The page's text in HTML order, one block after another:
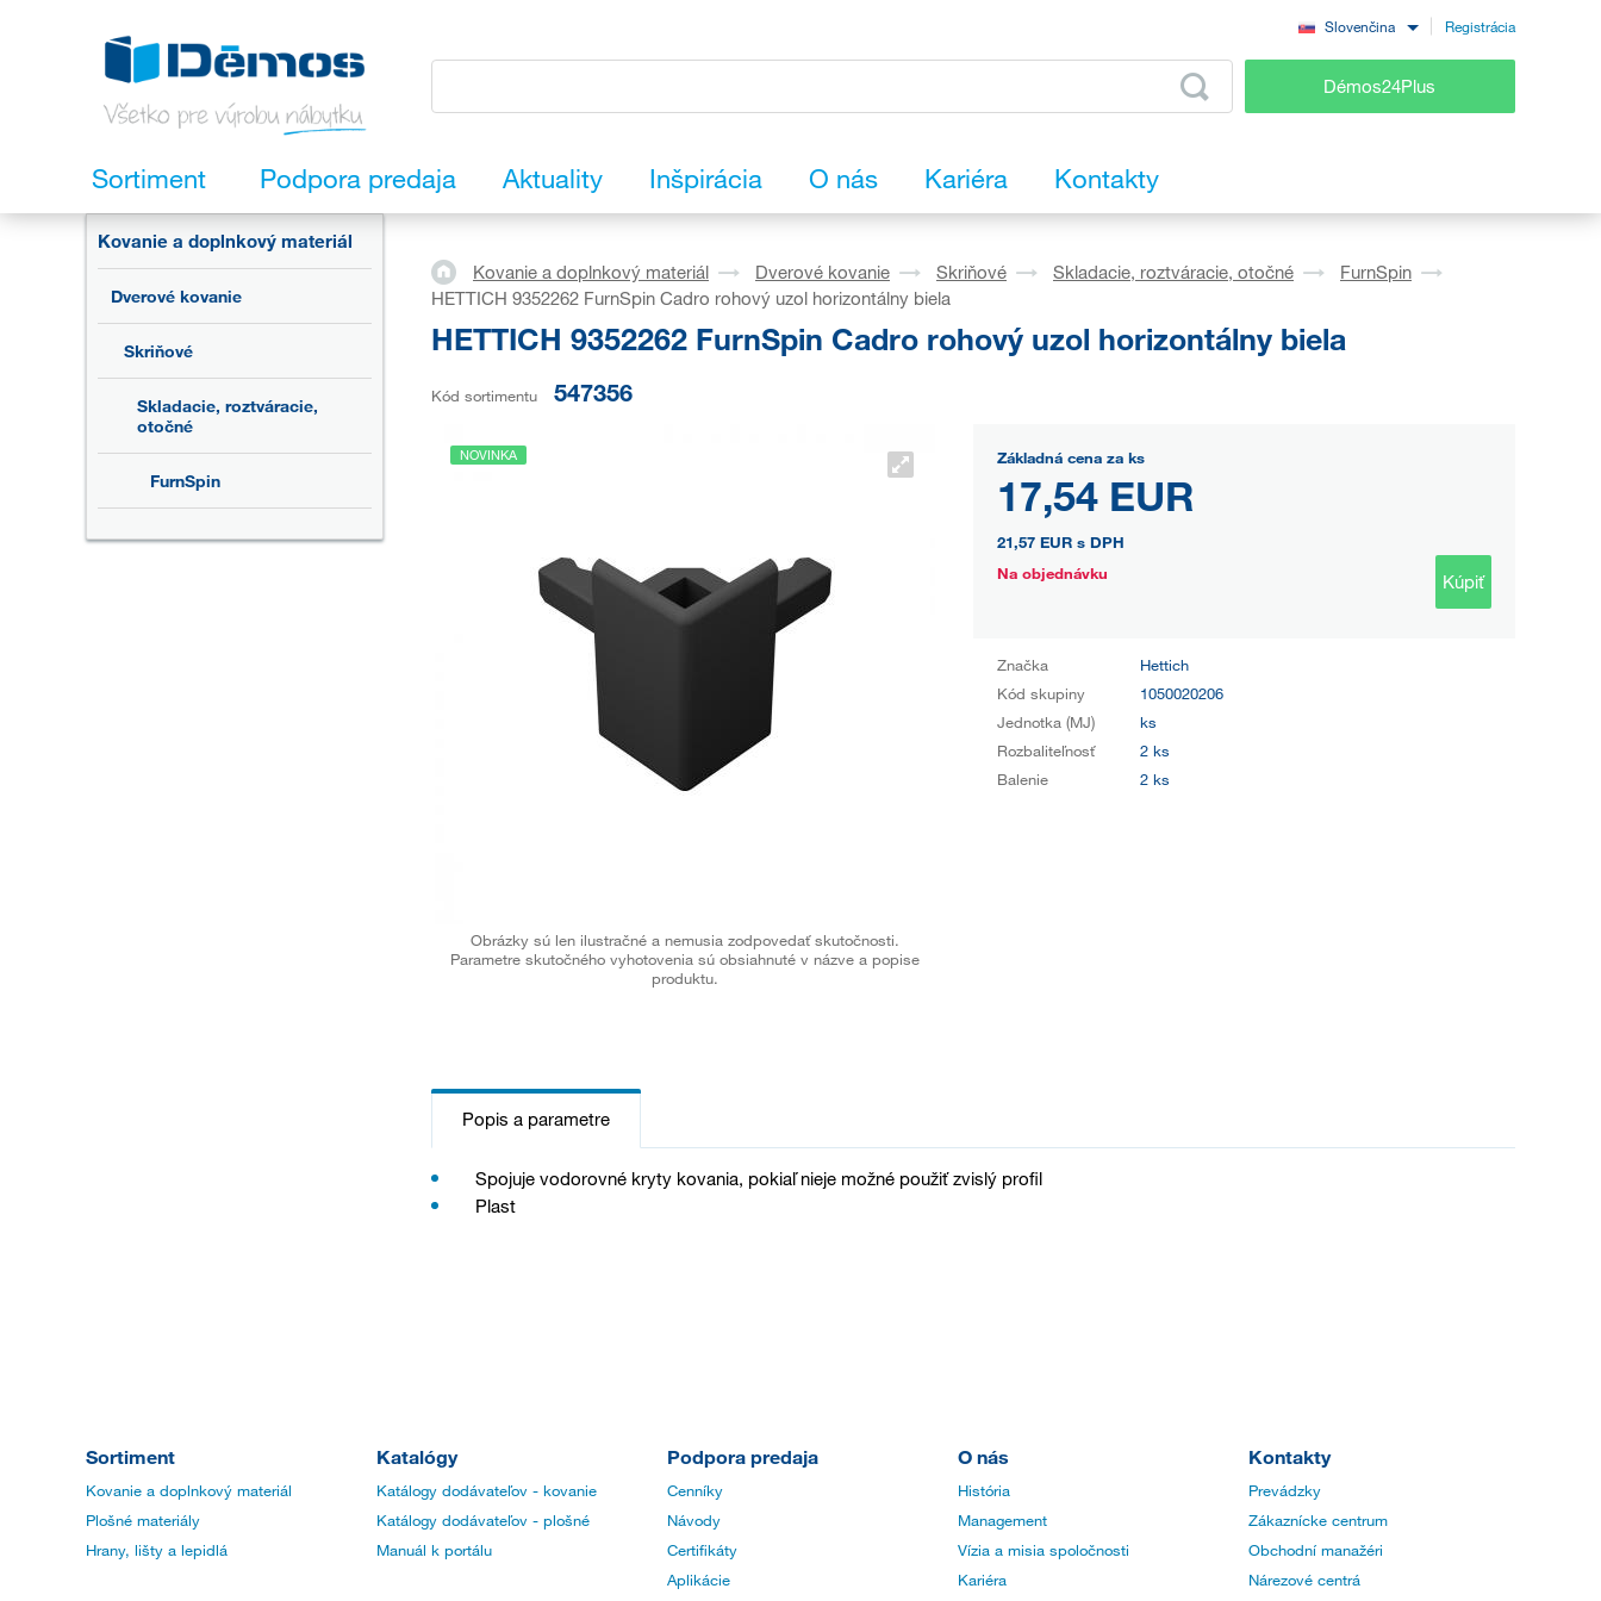
Slovenčina Registrácia
Démos24Plus
Sortiment Podpora predaja Aktuality Inšpirácia O nás Kariéra Kontakty
Kovanie a doplnkový materiál
Dverové kovanie
Skriňové
Skladacie, roztváracie,
otočné
FurnSpin
Kovanie a doplnkový materiál Dverové kovanie Skriňové Skladacie, roztváracie, otočné
FurnSpin
HETTICH 9352262 FurnSpin Cadro rohový uzol horizontálny biela
HETTICH 9352262 FurnSpin Cadro rohový uzol horizontálny biela
Kód sortimentu 547356
NOVINKA
Obrázky sú len ilustračné a nemusia zodpovedať skutočnosti.
Parametre skutočného vyhotovenia sú obsiahnuté v názve a popise
produktu.
Základná cena za ks
17,54 EUR
21,57 EUR s DPH
Na objednávku
Kúpiť
Značka
Hettich
Kód skupiny
1050020206
Jednotka (MJ)
ks
Rozbaliteľnosť
2 ks
Balenie
2 ks
Popis a parametre
Spojuje vodorovné kryty kovania, pokiaľ nieje možné použiť zvislý profil
Plast
Sortiment
Kovanie a doplnkový materiál
Plošné materiály
Hrany, lišty a lepidlá
Katalógy
Katálogy dodávateľov - kovanie
Katálogy dodávateľov - plošné
Manuál k portálu
Podpora predaja
Cenníky
Návody
Certifikáty
Aplikácie
O nás
História
Management
Vízia a misia spoločnosti
Kariéra
Kontakty
Prevádzky
Zákaznícke centrum
Obchodní manažéri
Nárezové centrá